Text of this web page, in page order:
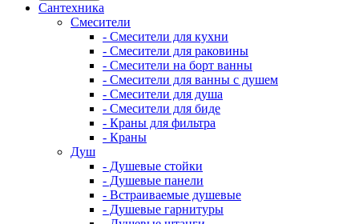
Сантехника
Смесители
- Смесители для кухни
- Смесители для раковины
- Смесители на борт ванны
- Смесители для ванны с душем
- Смесители для душа
- Смесители для биде
- Краны для фильтра
- Краны
Душ
- Душевые стойки
- Душевые панели
- Встраиваемые душевые
- Душевые гарнитуры